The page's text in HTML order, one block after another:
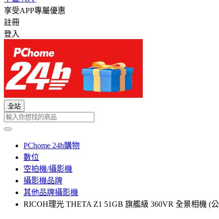
享受APP專屬優惠
註冊
登入
全站
PChome 24h購物
數位
空拍機/攝影機
攝影機品牌
其他品牌攝影機
RICOH理光 THETA Z1 51GB 旗艦級 360VR 全景相機 (